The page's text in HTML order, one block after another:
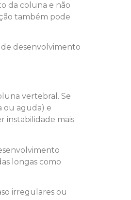
da coluna e não
também pode
de desenvolvimento
vertebral. Se
ou aguda) e
instabilidade mais
longas como
irregulares ou